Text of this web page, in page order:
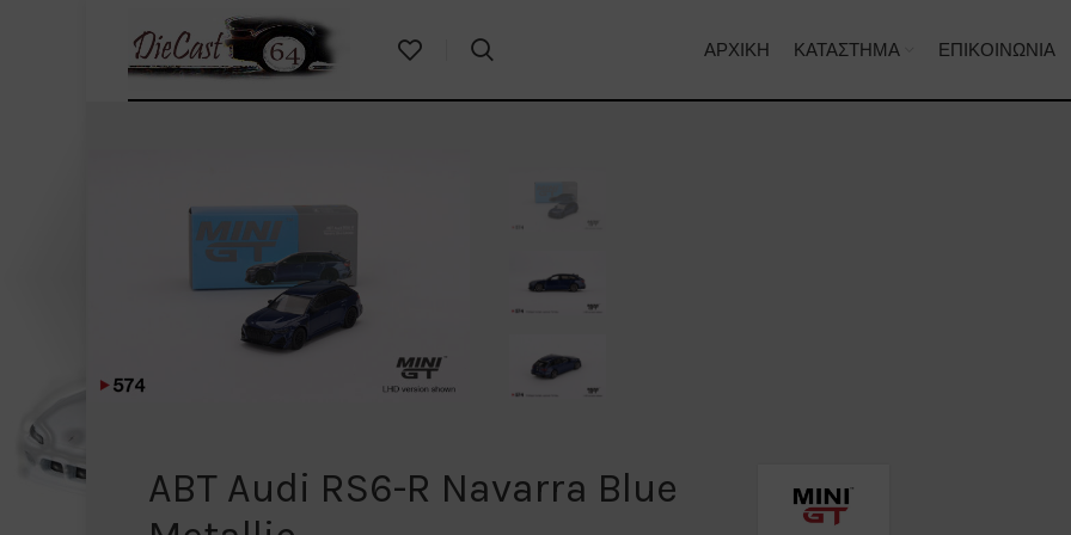
ΑΡΧΙΚΉ ΚΑΤΆΣΤΗΜΑ ΕΠΙΚΟΙΝΩΝΊΑ
ABT Audi RS6-R Navarra Blue